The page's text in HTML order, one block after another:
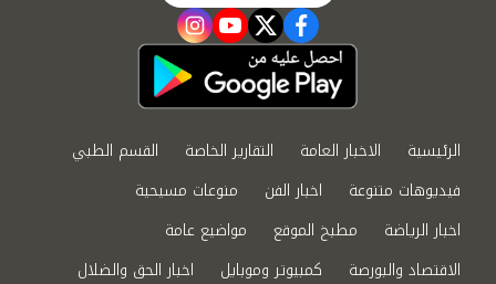
facebook
twitter
youtube
instagram
الرئيسية الاخبار العامة التقارير الخاصة
القسم الطبي
فيديوهات متنوعة
اخبار الفن
منوعات مسيحية
اخبار الرياضة
مطبخ الموقع
مواضيع عامة
الاقتصاد والبورصة
كمبيوتر وموبايل اخبار الحق والضلال